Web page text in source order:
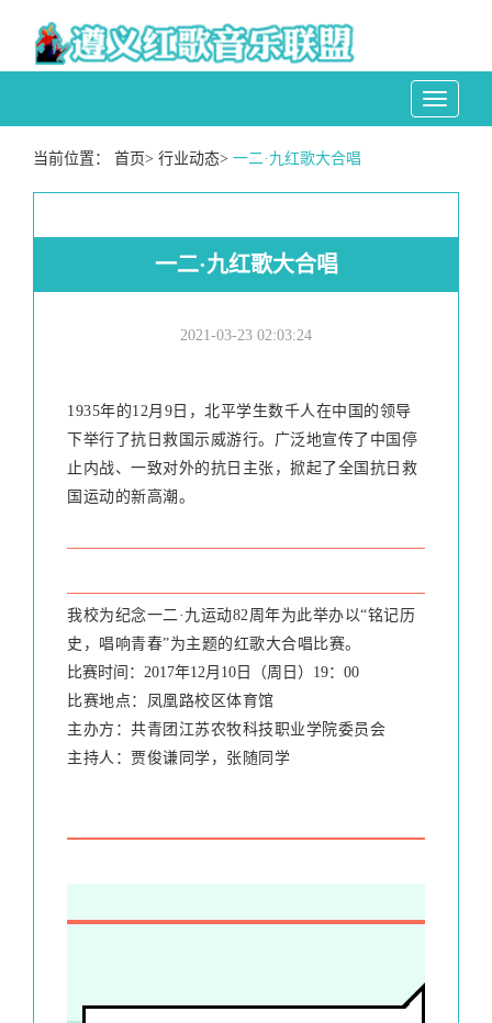
Toggle
当前位置： 首页> 行业动态> 一二·九红歌大合唱
一二·九红歌大合唱
2021-03-23 02:03:24
1935年的12月9日，北平学生数千人在中国的领导
下举行了抗日救国示威游行。广泛地宣传了中国停
止内战、一致对外的抗日主张，掀起了全国抗日救
国运动的新高潮。
我校为纪念一二·九运动82周年为此举办以“铭记历
史，唱响青春”为主题的红歌大合唱比赛。
比赛时间：2017年12月10日（周日）19：00
比赛地点：凤凰路校区体育馆
主办方：共青团江苏农牧科技职业学院委员会
主持人：贾俊谦同学，张随同学